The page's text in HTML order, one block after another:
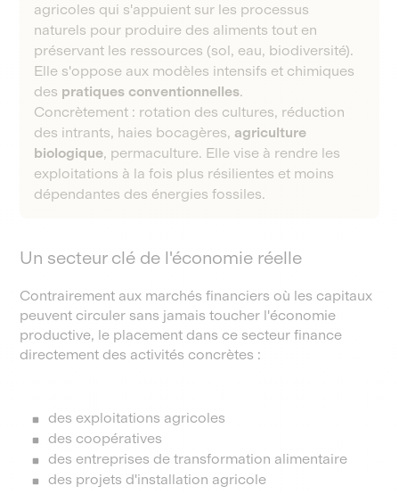
agricoles qui s'appuient sur les processus
naturels pour produire des aliments tout en
préservant les ressources (sol, eau, biodiversité).
Elle s'oppose aux modèles intensifs et chimiques
des pratiques conventionnelles.
Concrètement : rotation des cultures, réduction
des intrants, haies bocagères, agriculture
biologique, permaculture. Elle vise à rendre les
exploitations à la fois plus résilientes et moins
dépendantes des énergies fossiles.
Un secteur clé de l'économie réelle
Contrairement aux marchés financiers où les capitaux
peuvent circuler sans jamais toucher l'économie
productive, le placement dans ce secteur finance
directement des activités concrètes :
des exploitations agricoles
des coopératives
des entreprises de transformation alimentaire
des projets d'installation agricole